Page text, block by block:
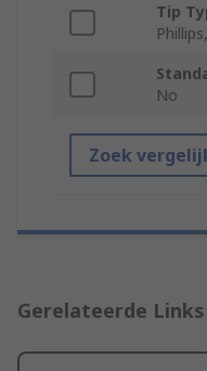
Tip
No
Zoek
Gerelateerde Links